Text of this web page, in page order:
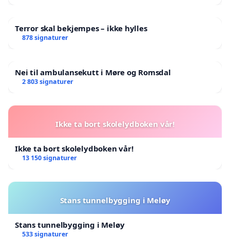
Terror skal bekjempes – ikke hylles
878 signaturer
Nei til ambulansekutt i Møre og Romsdal
2 803 signaturer
Ikke ta bort skolelydboken vår!
Ikke ta bort skolelydboken vår!
13 150 signaturer
Stans tunnelbygging i Meløy
Stans tunnelbygging i Meløy
533 signaturer